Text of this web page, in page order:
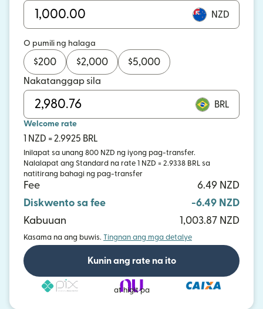
NZD
O pumili ng halaga
$200 $2,000 $5,000
Nakatanggap sila
BRL
Welcome rate
1 NZD = 2.9925 BRL
Inilapat sa unang 800 NZD ng iyong pag-transfer.
Nalalapat ang Standard na rate 1 NZD = 2.9338 BRL sa
natitirang bahagi ng pag-transfer
Fee
6.49 NZD
Diskwento sa fee
-6.49 NZD
Kabuuan
1,003.87 NZD
Kasama na ang buwis. Tingnan ang mga detalye
Kunin ang rate na ito
at higit pa